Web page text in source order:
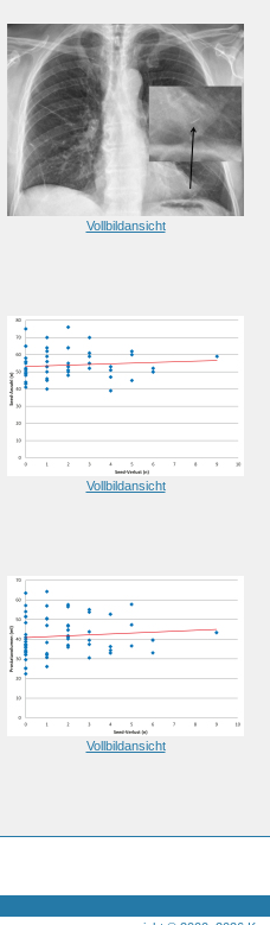
Vollbildansicht
Vollbildansicht
Vollbildansicht